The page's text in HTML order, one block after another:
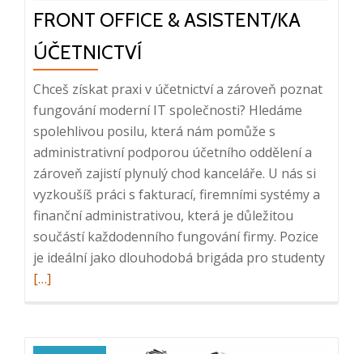
FRONT OFFICE & ASISTENT/KA
ÚČETNICTVÍ
Chceš získat praxi v účetnictví a zároveň poznat
fungování moderní IT společnosti? Hledáme
spolehlivou posilu, která nám pomůže s
administrativní podporou účetního oddělení a
zároveň zajistí plynulý chod kanceláře. U nás si
vyzkoušíš práci s fakturací, firemními systémy a
finanční administrativou, která je důležitou
součástí každodenního fungování firmy. Pozice
je ideální jako dlouhodobá brigáda pro studentyRead
[…]